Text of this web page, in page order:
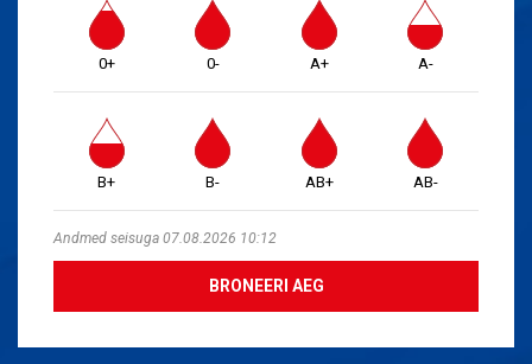
0+ 0- A+ A-
B+ B- AB+ AB-
Andmed seisuga 07.08.2026 10:12
BRONEERI AEG